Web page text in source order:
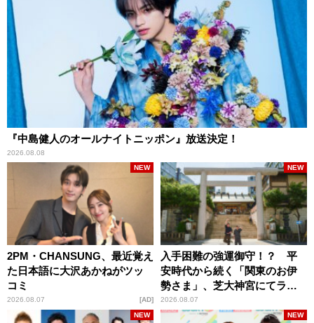
『中島健人のオールナイトニッポン』放送決定！
2026.08.08
2PM・CHANSUNG、最近覚え
た日本語に大沢あかねがツッ
コミ
2026.08.07
NEW
AD
入手困難の強運御守！？ 平
安時代から続く「関東のお伊
勢さま」、芝大神宮にてラン
パンプスが合格祈願！
2026.08.07
NEW
NEW NEW